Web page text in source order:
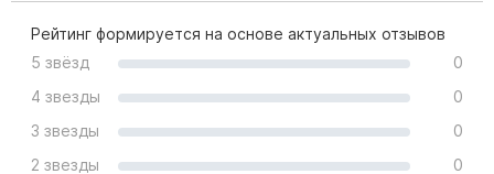
Памятники красивые
Памятники с воздушным креcтом
Рейтинг формируется на основе актуальных отзывов
5 звёзд
0
4 звезды
0
3 звезды
0
2 звезды
0